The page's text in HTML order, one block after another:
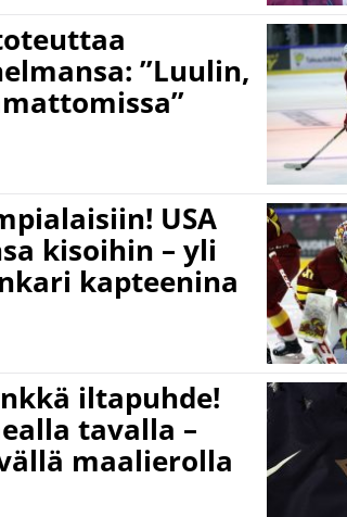
”Luulin,
USA
kisoihin – yli
kapteenina
iltapuhde!
tavalla –
maalierolla